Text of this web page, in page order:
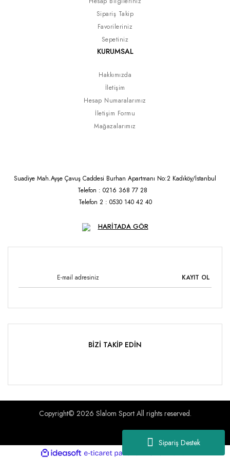
Sipariş Destek
Sipariş Takip
Favorileriniz
Sepetiniz
KURUMSAL
Hakkımızda
İletişim
Hesap Numaralarımız
İletişim Formu
Mağazalarımız
Suadiye Mah.Ayşe Çavuş Caddesi Burhan Apartmanı No:2 Kadıköy/İstanbul
Telefon : 0216 368 77 28
Telefon 2 : 0530 140 42 40
HARİTADA GÖR
KAYIT OL
BİZİ TAKİP EDİN
Copyright© 2026 Slalom Sport All rights reserved.
ideasoft